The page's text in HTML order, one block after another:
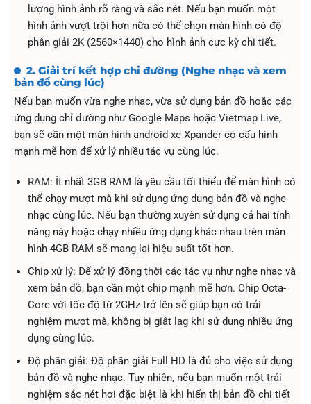
lượng hình ảnh rõ ràng và sắc nét. Nếu bạn muốn một
hình ảnh vượt trội hơn nữa có thể chọn màn hình có độ
phân giải 2K (2560×1440) cho hình ảnh cực kỳ chi tiết.
2. Giải trí kết hợp chỉ đường (Nghe nhạc và xem
bản đồ cùng lúc)
Nếu bạn muốn vừa nghe nhạc, vừa sử dụng bản đồ hoặc các
ứng dụng chỉ đường như Google Maps hoặc Vietmap Live,
bạn sẽ cần một màn hình android xe Xpander có cấu hình
mạnh mẽ hơn để xử lý nhiều tác vụ cùng lúc.
RAM: Ít nhất 3GB RAM là yêu cầu tối thiểu để màn hình có
thể chạy mượt mà khi sử dụng ứng dụng bản đồ và nghe
nhạc cùng lúc. Nếu bạn thường xuyên sử dụng cả hai tính
năng này hoặc chạy nhiều ứng dụng khác nhau trên màn
hình 4GB RAM sẽ mang lại hiệu suất tốt hơn.
Chip xử lý: Để xử lý đồng thời các tác vụ như nghe nhạc và
xem bản đồ, bạn cần một chip mạnh mẽ hơn. Chip Octa-
Core với tốc độ từ 2GHz trở lên sẽ giúp bạn có trải
nghiệm mượt mà, không bị giật lag khi sử dụng nhiều ứng
dụng cùng lúc.
Độ phân giải: Độ phân giải Full HD là đủ cho việc sử dụng
bản đồ và nghe nhạc. Tuy nhiên, nếu bạn muốn một trải
nghiệm sắc nét hơi đặc biệt là khi hiển thị bản đồ chi tiết